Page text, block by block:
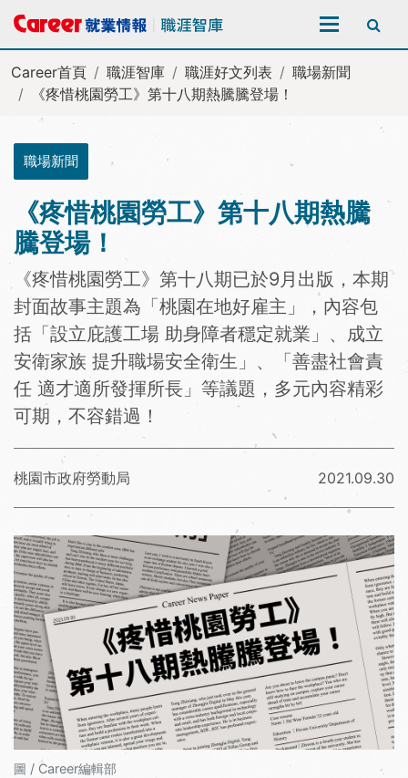
全站搜尋
Career首頁 職涯智庫 職涯好文列表
職場新聞
《疼惜桃園勞工》第十八期熱騰騰登場！
職場新聞
《疼惜桃園勞工》第十八期熱騰
騰登場！
《疼惜桃園勞工》第十八期已於9月出版，本期
封面故事主題為「桃園在地好雇主」，內容包
括「設立庇護工場 助身障者穩定就業」、成立
安衛家族 提升職場安全衛生」、「善盡社會責
任 適才適所發揮所長」等議題，多元內容精彩
可期，不容錯過！
桃園市政府勞動局 2021.09.30
圖 / Career編輯部